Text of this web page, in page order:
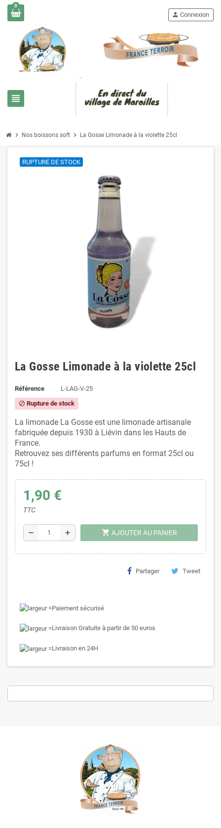
0
view_headline
person Connexion
chevron_right Nos boissons soft chevron_right La Gosse Limonade à la violette 25cl
RUPTURE DE STOCK
La Gosse Limonade à la violette 25cl
Référence L-LAG-V-25
block Rupture de stock
La limonade La Gosse est une limonade artisanale
fabriquée depuis 1930 à Liévin dans les Hauts de
France.
Retrouvez ses différents parfums en format 25cl ou
75cl !
1,90 €
TTC
remove add shopping_cart AJOUTER AU PANIER
Partager Tweet
Paiement sécurisé
Livraison Gratuite à partir de 50 euros
Livraison en 24H